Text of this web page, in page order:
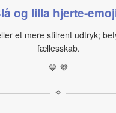
og lilla
et mere stilrent udtryk;
fællesskab.
💙 💜
✧